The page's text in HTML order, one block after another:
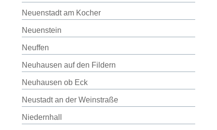
Neuenstadt am Kocher
Neuenstein
Neuffen
Neuhausen auf den Fildern
Neuhausen ob Eck
Neustadt an der Weinstraße
Niedernhall